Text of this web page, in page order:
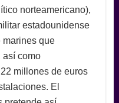
norteamericano),
estadounidense
marines que
así como
millones de euros
El